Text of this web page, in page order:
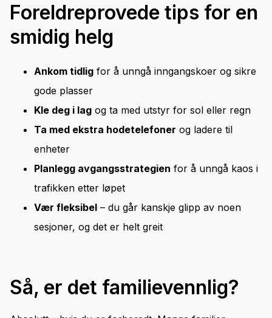
Foreldreprovede tips for en
smidig helg
Ankom tidlig for å unngå inngangskoer og sikre
gode plasser
Kle deg i lag og ta med utstyr for sol eller regn
Ta med ekstra hodetelefoner og ladere til
enheter
Planlegg avgangsstrategien for å unngå kaos i
trafikken etter løpet
Vær fleksibel – du går kanskje glipp av noen
sesjoner, og det er helt greit
Så, er det familievennlig?